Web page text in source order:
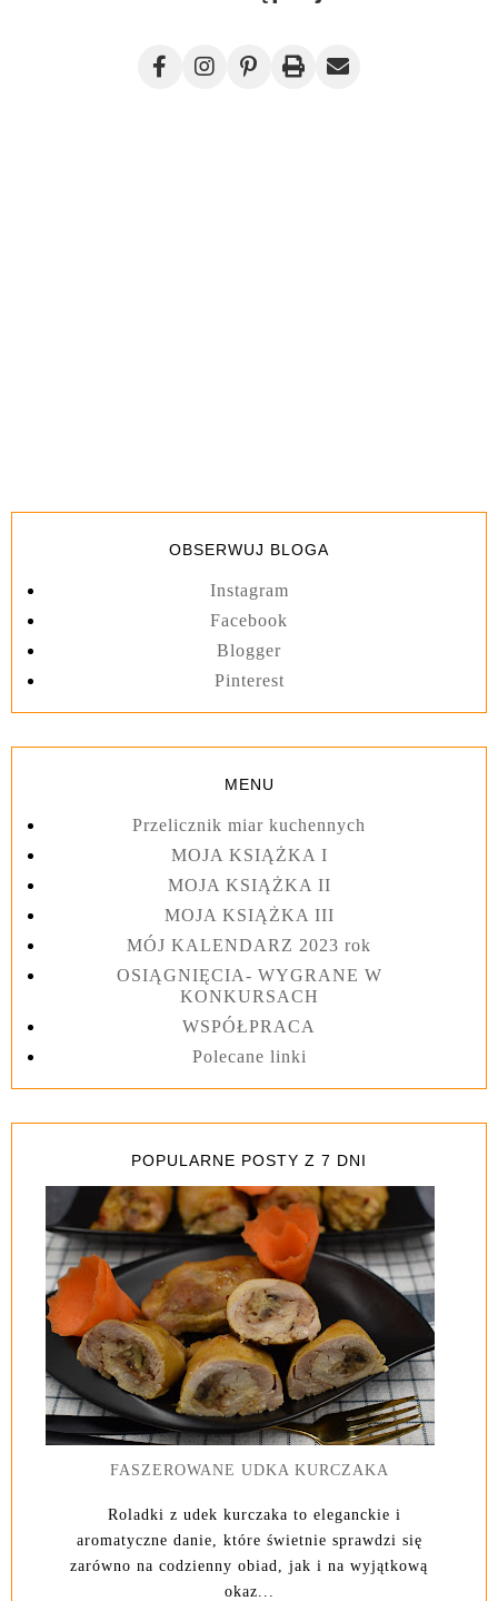
OBSERWUJ BLOGA
Instagram
Facebook
Blogger
Pinterest
MENU
Przelicznik miar kuchennych
MOJA KSIĄŻKA I
MOJA KSIĄŻKA II
MOJA KSIĄŻKA III
MÓJ KALENDARZ 2023 rok
OSIĄGNIĘCIA- WYGRANE W
KONKURSACH
WSPÓŁPRACA
Polecane linki
POPULARNE POSTY Z 7 DNI
FASZEROWANE UDKA KURCZAKA
Roladki z udek kurczaka to eleganckie i
aromatyczne danie, które świetnie sprawdzi się
zarówno na codzienny obiad, jak i na wyjątkową
okaz...